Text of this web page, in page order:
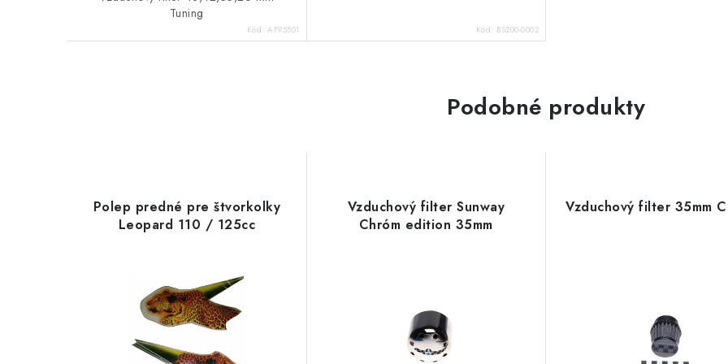
Tuning
Kód: AF95501 Kód: BS200-0002
Podobné produkty
Polep predné pre štvorkolky
Leopard 110 / 125cc
Vzduchový filter Sunway
Chróm edition 35mm
Vzduchový filter 35mm